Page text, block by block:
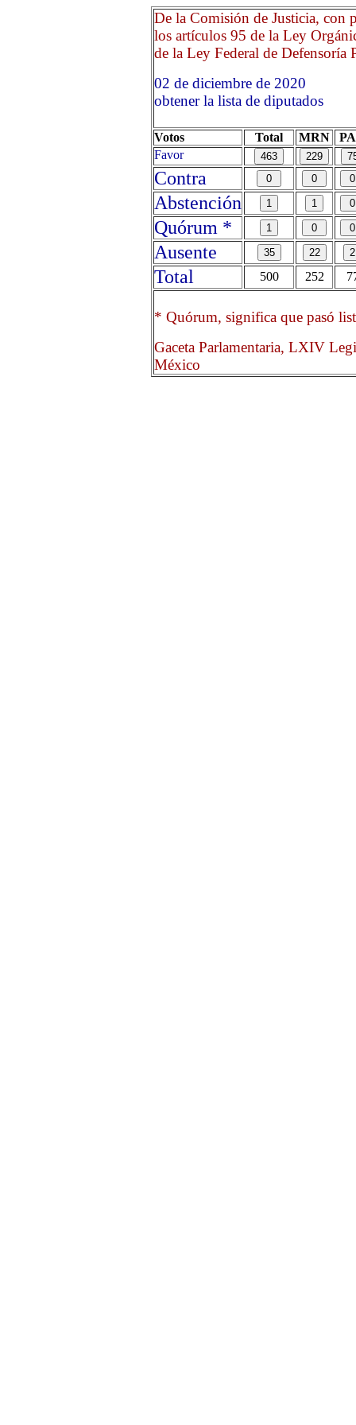
De la Comisión de Justicia, con
los artículos 95 de la Ley
de la Ley Federal de
02 de diciembre de
obtener la lista de diputados
Votos Total MRN
Favor
Contra
Abstención
Quórum *
Ausente
Total
500 252
* Quórum, significa que pasó
Gaceta Parlamentaria, LXIV
México